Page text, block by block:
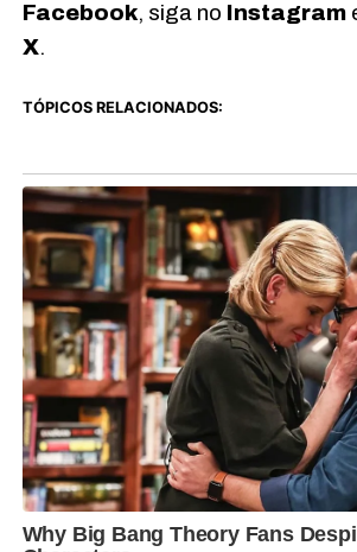
Facebook, siga no Instagram
X.
TÓPICOS RELACIONADOS: